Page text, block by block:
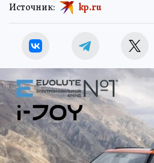
Источник: kp.ru